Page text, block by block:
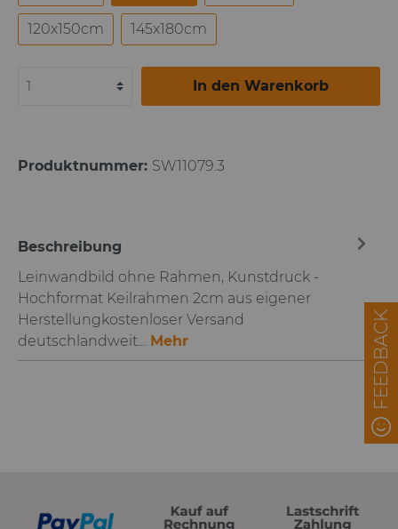
FEEDBACK
120x150cm 145x180cm
In den Warenkorb
Produktnummer: SW11079.3
Beschreibung
Leinwandbild ohne Rahmen, Kunstdruck -
Hochformat Keilrahmen 2cm aus eigener
Herstellungkostenloser Versand
deutschlandweit… Mehr